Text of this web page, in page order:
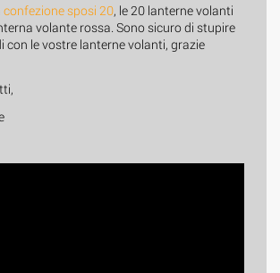
confezione sposi 20, le 20 lanterne volanti
volante rossa. Sono sicuro di stupire
con le vostre lanterne volanti, grazie